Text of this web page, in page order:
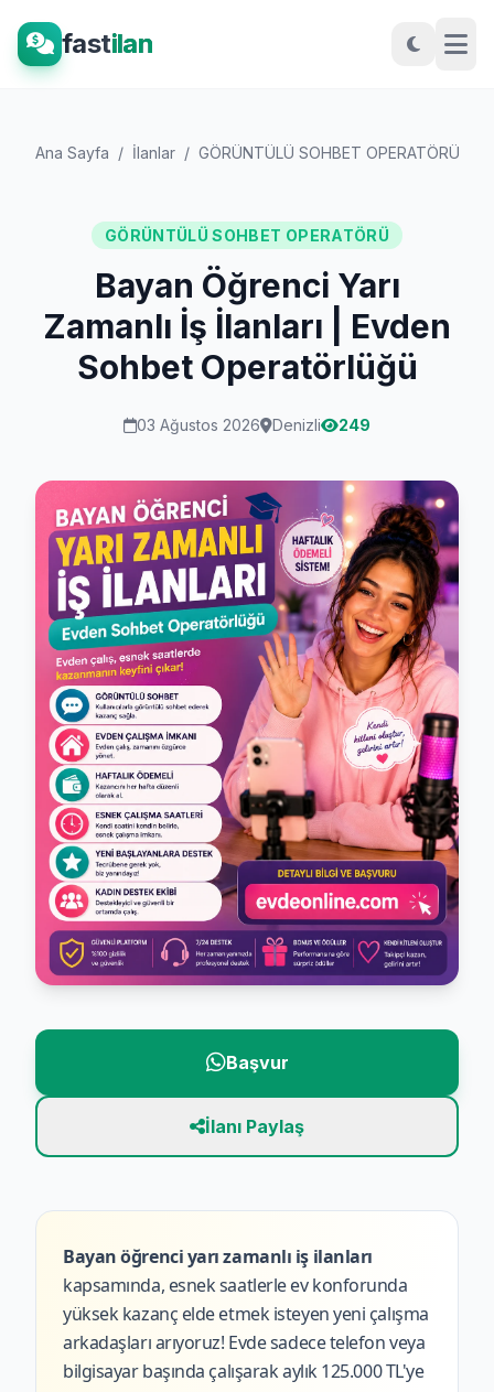
fastilan
Ana Sayfa / İlanlar / GÖRÜNTÜLÜ SOHBET OPERATÖRÜ
GÖRÜNTÜLÜ SOHBET OPERATÖRÜ
Bayan Öğrenci Yarı
Zamanlı İş İlanları | Evden
Sohbet Operatörlüğü
03 Ağustos 2026 Denizli 249
Başvur
İlanı Paylaş
Bayan öğrenci yarı zamanlı iş ilanları
kapsamında, esnek saatlerle ev konforunda
yüksek kazanç elde etmek isteyen yeni çalışma
arkadaşları arıyoruz! Evde sadece telefon veya
bilgisayar başında çalışarak aylık 125.000 TL'ye